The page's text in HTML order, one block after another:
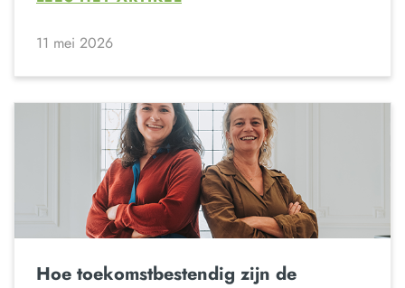
11 mei 2026
Hoe toekomstbestendig zijn de